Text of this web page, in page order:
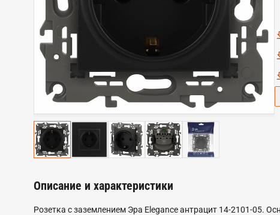
Описание и характеристики
Розетка с заземлением Эра Elegance антрацит 14-2101-05.